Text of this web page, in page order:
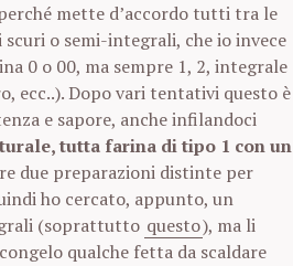
mette d’accordo tutti tra le
o semi-integrali, che io invece
0 o 00, ma sempre 1, 2, integrale
ecc..). Dopo vari tentativi questo è
e sapore, anche infilandoci
tutta farina di tipo 1 con un
due preparazioni distinte per
ho cercato, appunto, un
(soprattutto questo), ma li
qualche fetta da scaldare